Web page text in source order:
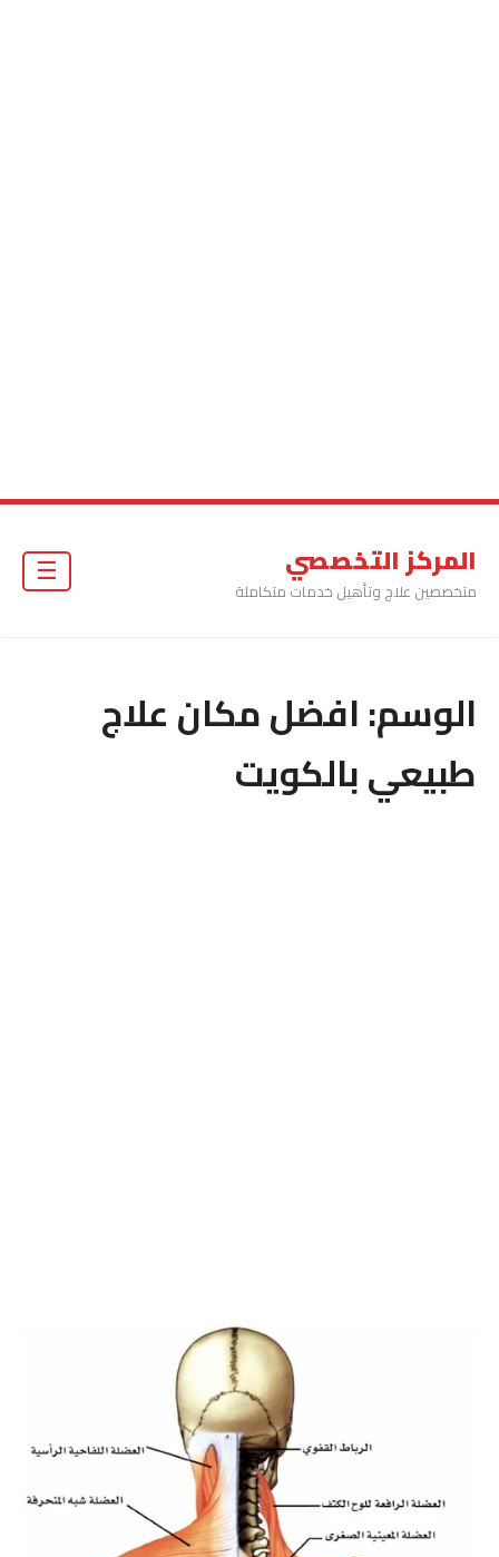
المركز التخصصي
متخصصين علاج وتأهيل خدمات متكاملة
الوسم:افضل مكان علاج
طبيعي بالكويت